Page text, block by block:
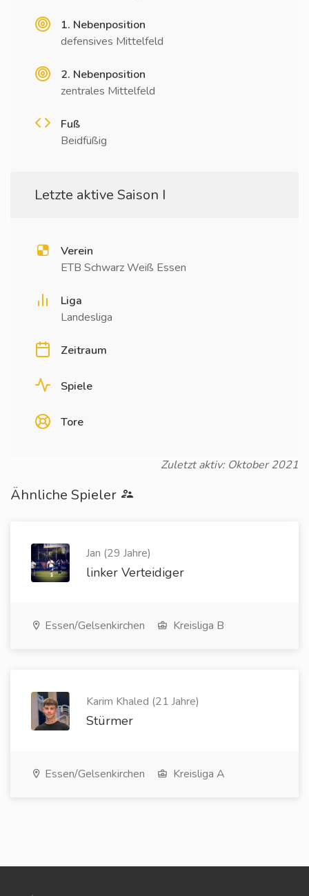
1. Nebenposition
defensives Mittelfeld
2. Nebenposition
zentrales Mittelfeld
Fuß
Beidfüßig
Letzte aktive Saison I
Verein
ETB Schwarz Weiß Essen
Liga
Landesliga
Zeitraum
Spiele
Tore
Zuletzt aktiv: Oktober 2021
Ähnliche Spieler
Jan (29 Jahre)
linker Verteidiger
Essen/Gelsenkirchen Kreisliga B
Karim Khaled (21 Jahre)
Stürmer
Essen/Gelsenkirchen Kreisliga A